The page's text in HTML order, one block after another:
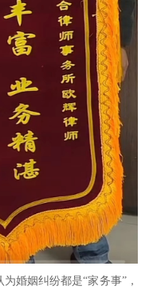
婚姻纠纷都是“家务事”，